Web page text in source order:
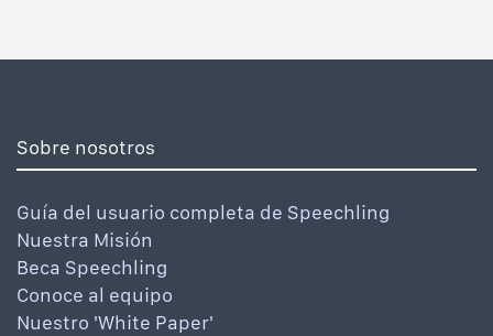
Sobre nosotros
Guía del usuario completa de Speechling
Nuestra Misión
Beca Speechling
Conoce al equipo
Nuestro 'White Paper'